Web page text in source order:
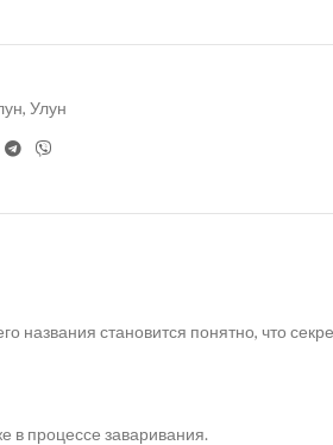
, Улун
становится понятно, что
процессе заваривания.